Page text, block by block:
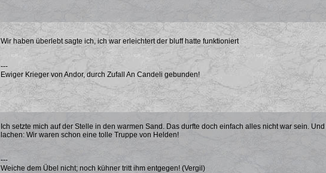
Wir haben überlebt sagte ich, ich war erleichtert der bluff hatte funktioniert
---
Ewiger Krieger von Andor, durch Zufall An Candeli gebunden!
Ich setzte mich auf der Stelle in den warmen Sand. Das durfte doch einfach alles nicht war sein.
lachen: Wir waren schon eine tolle Truppe von Helden!
---
Weiche dem Übel nicht; noch kühner tritt ihm entgegen! (Vergil)